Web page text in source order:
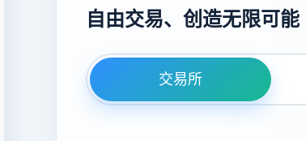
自由交易、创造无限可能
交易所